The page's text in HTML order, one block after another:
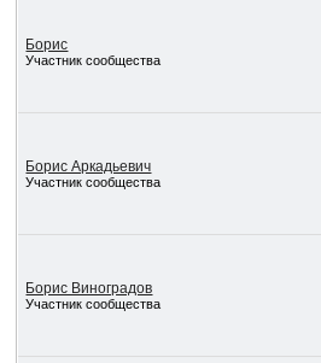
Борис
Участник сообщества
Борис Аркадьевич
Участник сообщества
Борис Виноградов
Участник сообщества